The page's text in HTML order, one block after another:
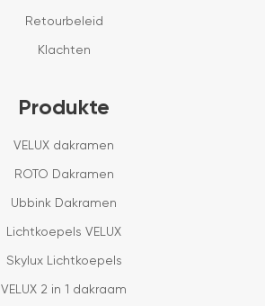
Retourbeleid
Klachten
Produkte
VELUX dakramen
ROTO Dakramen
Ubbink Dakramen
Lichtkoepels VELUX
Skylux Lichtkoepels
VELUX 2 in 1 dakraam